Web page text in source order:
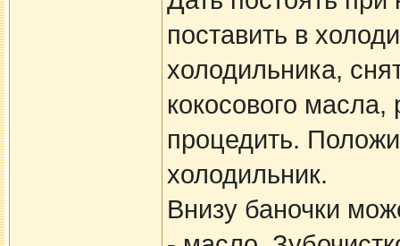
поставить в
холодильника,
кокосового масла,
процедить.
холодильник.
Внизу баночки